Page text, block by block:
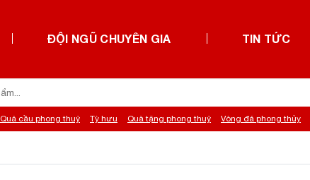
ĐỘI NGŨ CHUYÊN GIA TIN TỨC
Quả cầu phong thuỷ Tỳ hưu Quà tặng phong thuỷ Vòng đá phong thủy